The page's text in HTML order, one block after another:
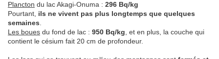
Plancton du lac Akagi-Onuma : 296 Bq/kg
Pourtant, ils ne vivent pas plus longtemps que quelques
semaines
Les boues du fond de lac : 950 Bq/kg , et en plus, la couche qui
contient le césium fait 20 cm de profondeur.